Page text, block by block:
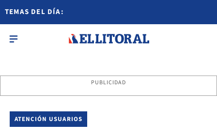
TEMAS DEL DÍA:
PUBLICIDAD
ATENCIÓN USUARIOS